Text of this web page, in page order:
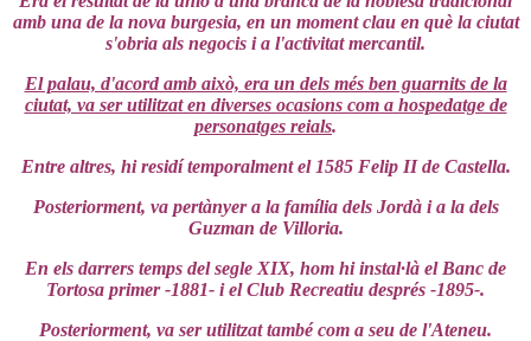
amb una de la nova burgesia, en un moment clau en què la ciutat
s'obria als negocis i a l'activitat mercantil.
El palau, d'acord amb això, era un dels més ben guarnits de la
ciutat, va ser utilitzat en diverses ocasions com a hospedatge de
personatges reials.
Entre altres, hi residí temporalment el 1585 Felip II de Castella.
Posteriorment, va pertànyer a la família dels Jordà i a la dels
Guzman de Villoria.
En els darrers temps del segle XIX, hom hi instal·là el Banc de
Tortosa primer -1881- i el Club Recreatiu després -1895-.
Posteriorment, va ser utilitzat també com a seu de l'Ateneu.